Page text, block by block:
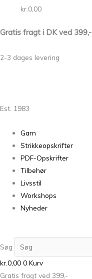
kr. 0,00
Gratis fragt i DK ved 399,-
2-3 dages levering
Est. 1983
Garn
Strikkeopskrifter
PDF-Opskrifter
Tilbehør
Livsstil
Workshops
Nyheder
Søg
kr.0,00 0 Kurv
Gratis fragt ved 399,-